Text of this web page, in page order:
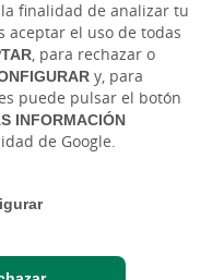
finalidad de analizar tu
aceptar el uso de todas
, para rechazar o
y, para
puede pulsar el botón
INFORMACIÓN
de Google.
cookies Protección de datos